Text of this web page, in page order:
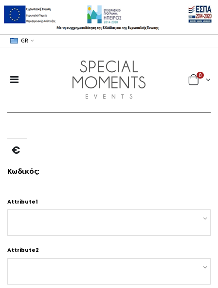
GR
0
€
Κωδικός:
Attribute1
Attribute2